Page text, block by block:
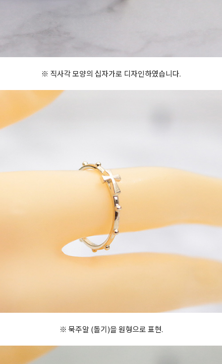
※ 직사각 모양의 십자가로 디자인하였습니다.
※ 묵주알 (돌기)을 원형으로 표현.